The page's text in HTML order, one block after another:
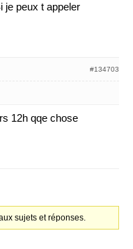
je peux t appeler
#134703
12h qqe chose
sujets et réponses.